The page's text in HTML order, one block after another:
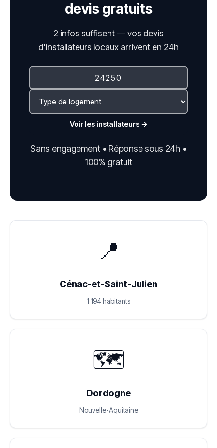
devis gratuits
2 infos suffisent — vos devis
d'installateurs locaux arrivent en 24h
Voir les installateurs →
Sans engagement • Réponse sous 24h •
100% gratuit
📍
Cénac-et-Saint-Julien
1 194 habitants
🗺️
Dordogne
Nouvelle-Aquitaine